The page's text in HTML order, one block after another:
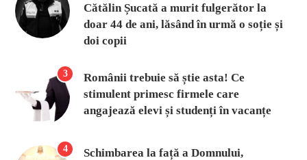
Cătălin Șucată a murit fulgerător la
doar 44 de ani, lăsând în urmă o soție și
doi copii
3
Românii trebuie să știe asta! Ce
stimulent primesc firmele care
angajează elevi și studenți în vacanțe
4
Schimbarea la față a Domnului,